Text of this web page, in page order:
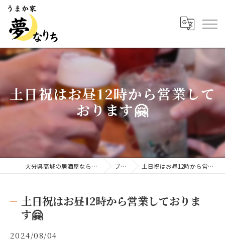
土日祝はお昼12時から営業して
おります🤗
大分県高城の居酒屋ならうまか家 夢なりち ブログ 土日祝はお昼12時から営業しております🤗
土日祝はお昼12時から営業しておりま
す🤗
2024/08/04